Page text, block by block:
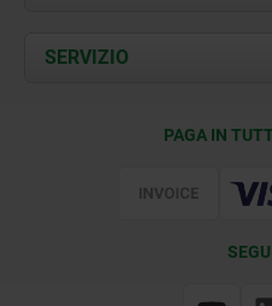
Contatti
Documents
SERVIZIO
PAGA IN